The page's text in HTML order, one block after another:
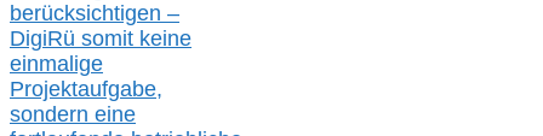
berücksichtigen –
DigiRü somit keine
einmalige
Projektaufgabe,
sondern eine